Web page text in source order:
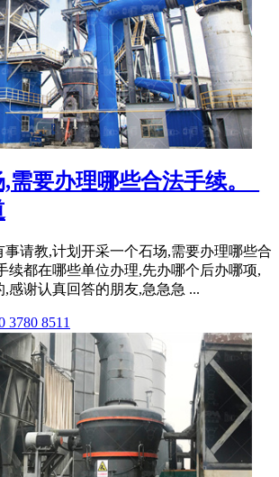
需要办理哪些合法手续。_
事请教,计划开采一个石场,需要办理哪些合
续都在哪些单位办理,先办哪个后办哪项,
,感谢认真回答的朋友,急急急 ...
3780 8511